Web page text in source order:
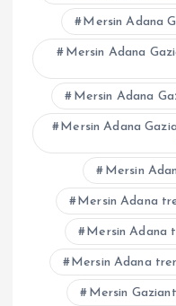
Mersin Adana
Mersin Adana
Mersin Adana
Mersin Adana
Mersin
Mersin Adana
Mersin Adana
Mersin Adana
Mersin